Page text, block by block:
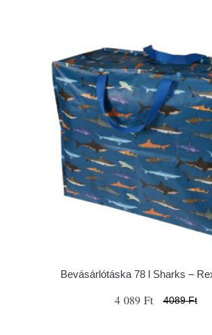
Bevásárlótáska 78 l Sharks –
4 089 Ft 4089 Ft